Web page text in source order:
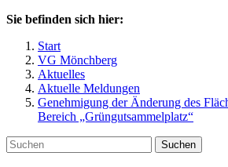
Sie befinden sich hier:
Start
VG Mönchberg
Aktuelles
Aktuelle Meldungen
Genehmigung der Änderung des
Bereich „Grüngutsammelplatz“
Suchen